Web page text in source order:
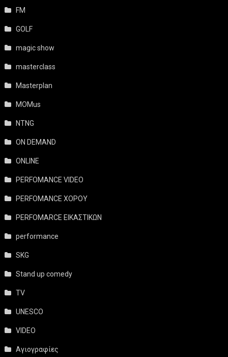
FM
GOLF
magic show
masterclass
Masterplan
MOMus
NTNG
ON DEMAND
ONLINE
PERFOMANCE VIDEO
PERFOMANCE ΧΟΡΟΥ
PERFOMARCE ΕΙΚΑΣΤΙΚΩΝ
performance
SKG
Stand up comedy
TV
UNESCO
VIDEO
Αγιογραφίες